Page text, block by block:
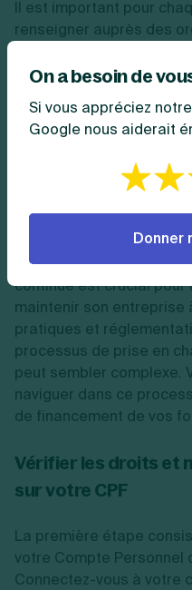
Il est important pour
renseigner auprès des
leur secteur, institutions
conditions d'éligibilité
Quelles sont les
prise en charge
tant qu’auto-
Pour un auto-
continue est crucial
maintenir son entreprise
pratiques et
processus de prise en
peut sembler complexe.
naviguer dans ce
de financement de vos
Vérifier les droits et
sur votre CPF
La première étape
votre Compte Personnel
Connectez-vous à votre
On a besoin de
Si vous appréciez
Google nous aiderait
Donner